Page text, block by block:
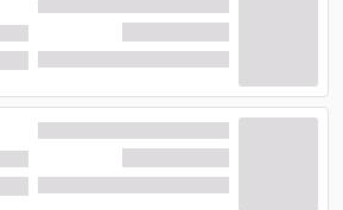
ساز، تلویزیون، حمام، یخچال، سیستم
رستوران بسیار مجلل
نور و امکانات رفاهی